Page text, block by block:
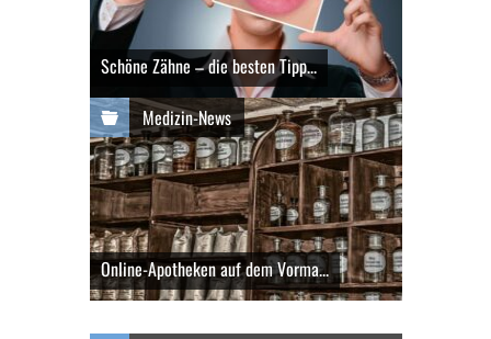
Schöne Zähne – die besten Tipp...
Medizin-News
Online-Apotheken auf dem Vorma...